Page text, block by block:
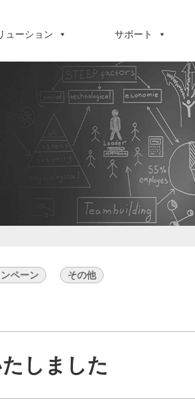
ューション サポート
ペーン その他
しました